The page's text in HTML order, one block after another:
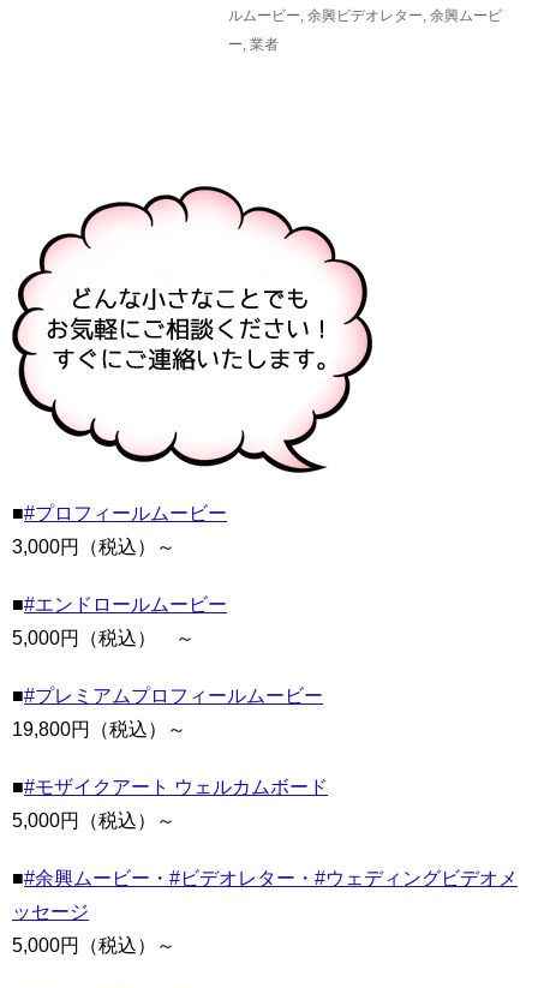
ルムービー, 余興ビデオレター, 余興ムービ
ー, 業者
■#プロフィールムービー
3,000円（税込）～
■#エンドロールムービー
5,000円（税込） ～
■#プレミアムプロフィールムービー
19,800円（税込）～
■#モザイクアート ウェルカムボード
5,000円（税込）～
■#余興ムービー・#ビデオレター・#ウェディングビデオメ
ッセージ
5,000円（税込）～